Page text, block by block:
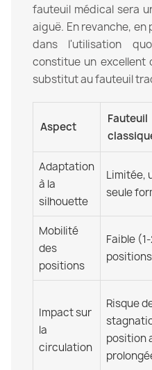
fauteuil médical sera
aiguë. En revanche,
dans l'utilisation
constitue un excellent
substitut au fauteuil
Aspect
Fauteuil
Adaptation
à la
silhouette
Limitée,
seule
Mobilité
des
positions
Faible
Impact sur
la
circulation
Risque
position